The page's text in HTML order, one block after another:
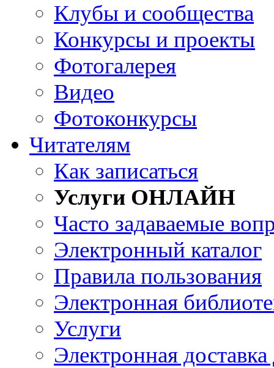
Клубы и сообщества
Конкурсы и проекты
Фотогалерея
Видео
Фотоконкурсы
Читателям
Как записаться
Услуги ОНЛАЙН
Часто задаваемые
Электронный каталог
Правила пользования
Электронная
Услуги
Электронная